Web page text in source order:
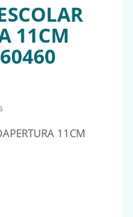
11CM
es: 1,74€.
11CM
11CM